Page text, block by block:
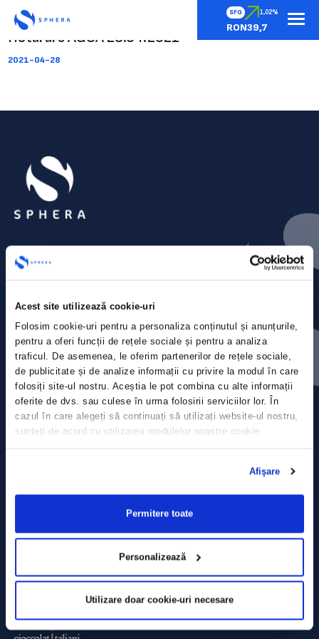
Acest site utilizează cookie-uri
Folosim cookie-uri pentru a personaliza conținutul și anunțurile,
pentru a oferi funcții de rețele sociale și pentru a analiza
traficul. De asemenea, le oferim partenerilor de rețele sociale,
de publicitate și de analize informații cu privire la modul în care
folosiți site-ul nostru. Aceștia le pot combina cu alte informații
oferite de dvs. sau culese în urma folosirii serviciilor lor. În
cazul în care alegeți să continuați să utilizați website-ul nostru,
sunteți de acord cu utilizarea modulelor noastre cookie.
Afişare
Permitere toate
Personalizează
Utilizare doar cookie-uri necesare
SFG 1,02%
RON39,7
Hotarare AGOA 28.04.2021
2021-04-28
Contact
Comunicate de presă
Politica de confidențialitate
Politica de prelucrare a datelor